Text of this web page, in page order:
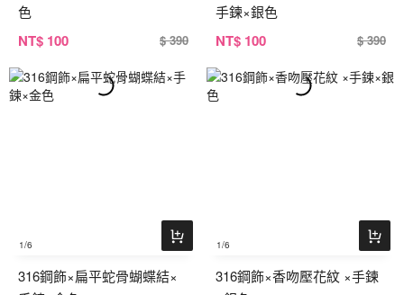
色
NT$ 100 $ 390
手鍊×銀色
NT$ 100 $ 390
1/6
316鋼飾×扁平蛇骨蝴蝶結×
1/6
316鋼飾×香吻壓花紋 ×手鍊